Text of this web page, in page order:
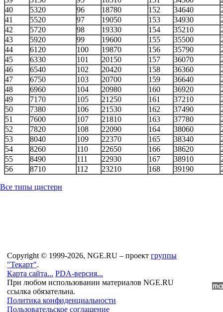
40
5320 96 18780 152 34640
41
5520 97 19050 153 34930
42
5720 98 19330 154 35210
43
5920 99 19600 155 35500
44
6120 100 19870 156 35790
45
6330 101 20150 157 36070
46
6540 102 20420 158 36360
47
6750 103 20700 159 36640
48
6960 104 20980 160 36920
49
7170 105 21250 161 37210
50
7380 106 21530 162 37490
51
7600 107 21810 163 37780
52
7820 108 22090 164 38060
53
8040 109 22370 165 38340
54
8260 110 22650 166 38620
55
8490 111 22930 167 38910
56
8710 112 23210 168 39190
Все типы цистерн
Copyright © 1999-2026, NGE.RU – проект группы
"Текарт".
Карта сайта... PDA-версия...
При любом использовании материалов NGE.RU
ссылка обязательна.
Политика конфиденциальности
Пользовательское соглашение